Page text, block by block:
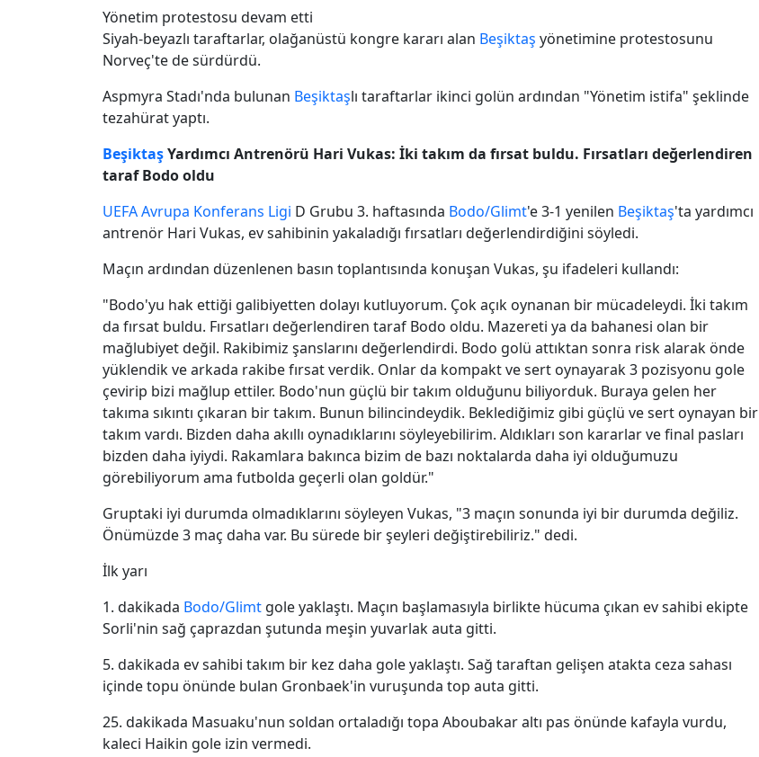
Yönetim protestosu devam etti
Siyah-beyazlı taraftarlar, olağanüstü kongre kararı alan Beşiktaş yönetimine protestosunu
Norveç'te de sürdürdü.
Aspmyra Stadı'nda bulunan Beşiktaşlı taraftarlar ikinci golün ardından "Yönetim istifa" şeklinde
tezahürat yaptı.
BeşiktaşYardımcı Antrenörü Hari Vukas: İki takım da fırsat buldu. Fırsatları değerlendiren
taraf Bodo oldu
UEFAAvrupa Konferans Ligi D Grubu 3. haftasında Bodo/Glimt'e 3-1 yenilen Beşiktaş'ta yardımcı
antrenör Hari Vukas, ev sahibinin yakaladığı fırsatları değerlendirdiğini söyledi.
Maçın ardından düzenlenen basın toplantısında konuşan Vukas, şu ifadeleri kullandı:
"Bodo'yu hak ettiği galibiyetten dolayı kutluyorum. Çok açık oynanan bir mücadeleydi. İki takım
da fırsat buldu. Fırsatları değerlendiren taraf Bodo oldu. Mazereti ya da bahanesi olan bir
mağlubiyet değil. Rakibimiz şanslarını değerlendirdi. Bodo golü attıktan sonra risk alarak önde
yüklendik ve arkada rakibe fırsat verdik. Onlar da kompakt ve sert oynayarak 3 pozisyonu gole
çevirip bizi mağlup ettiler. Bodo'nun güçlü bir takım olduğunu biliyorduk. Buraya gelen her
takıma sıkıntı çıkaran bir takım. Bunun bilincindeydik. Beklediğimiz gibi güçlü ve sert oynayan bir
takım vardı. Bizden daha akıllı oynadıklarını söyleyebilirim. Aldıkları son kararlar ve final pasları
bizden daha iyiydi. Rakamlara bakınca bizim de bazı noktalarda daha iyi olduğumuzu
görebiliyorum ama futbolda geçerli olan goldür."
Gruptaki iyi durumda olmadıklarını söyleyen Vukas, "3 maçın sonunda iyi bir durumda değiliz.
Önümüzde 3 maç daha var. Bu sürede bir şeyleri değiştirebiliriz." dedi.
İlk yarı
1. dakikada Bodo/Glimt gole yaklaştı. Maçın başlamasıyla birlikte hücuma çıkan ev sahibi ekipte
Sorli'nin sağ çaprazdan şutunda meşin yuvarlak auta gitti.
5. dakikada ev sahibi takım bir kez daha gole yaklaştı. Sağ taraftan gelişen atakta ceza sahası
içinde topu önünde bulan Gronbaek'in vuruşunda top auta gitti.
25. dakikada Masuaku'nun soldan ortaladığı topa Aboubakar altı pas önünde kafayla vurdu,
kaleci Haikin gole izin vermedi.